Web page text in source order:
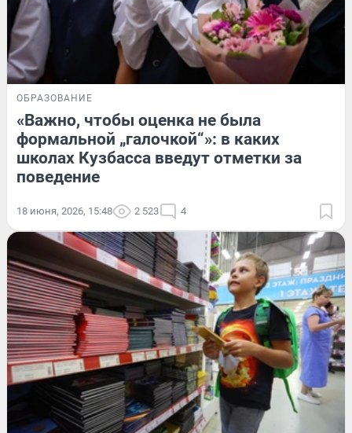
ОБРАЗОВАНИЕ
«Важно, чтобы оценка не была
формальной „галочкой“»: в каких
школах Кузбасса введут отметки за
поведение
18 июня, 2026, 15:48 2 523 4